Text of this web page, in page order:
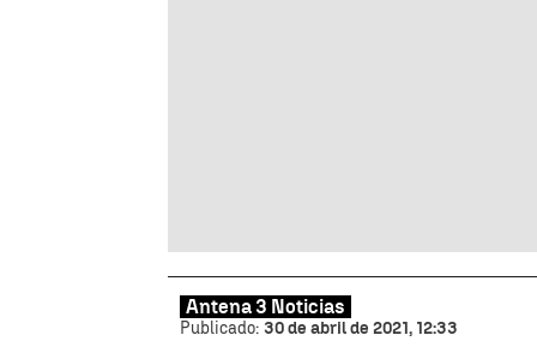
Antena 3 Noticias
Publicado: 30 de abril de 2021, 12:33